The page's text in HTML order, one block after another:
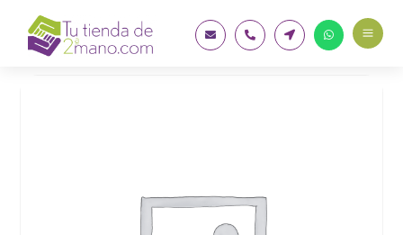
    a